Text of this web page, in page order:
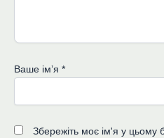
Ваше імʼя *
Збережіть моє ім'я у цьому